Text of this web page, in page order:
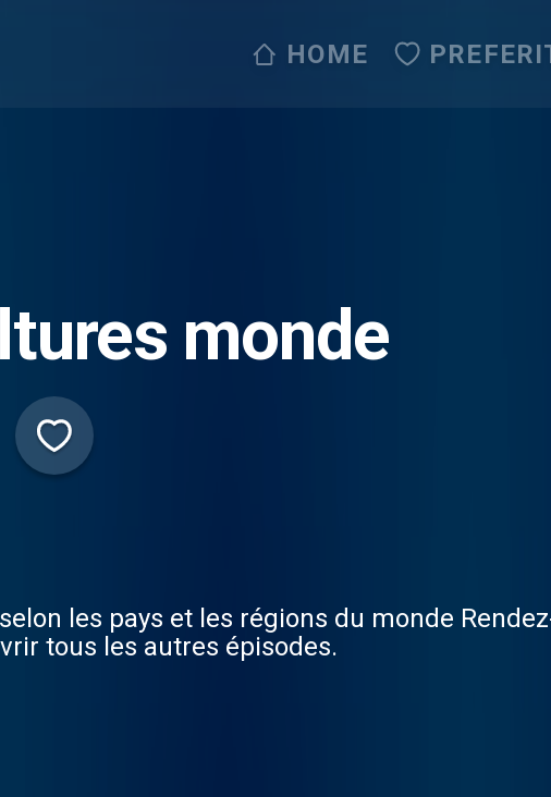
HOME
monde
les pays et les régions du monde
tous les autres épisodes.